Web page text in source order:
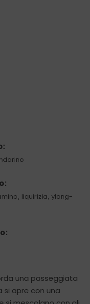
, liquirizia, ylang-
una passeggiata
si apre con una